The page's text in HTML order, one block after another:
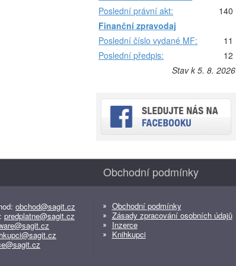
Poslední právní akt:
140
Finanční zpravodaj
Poslední číslo vydané MF:
11
Poslední předpis:
12
Stav k 5. 8. 2026
obchod@sagit.cz
predplatne@sagit.cz
Obchodní podmínky
Obchodní podmínky
Zásady zpracování osobních údajů
Inzerce
Knihkupci